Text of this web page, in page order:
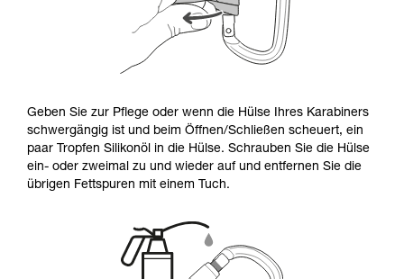
Geben Sie zur Pflege oder wenn die Hülse Ihres Karabiners
schwergängig ist und beim Öffnen/Schließen scheuert, ein
paar Tropfen Silikonöl in die Hülse. Schrauben Sie die Hülse
ein- oder zweimal zu und wieder auf und entfernen Sie die
übrigen Fettspuren mit einem Tuch.